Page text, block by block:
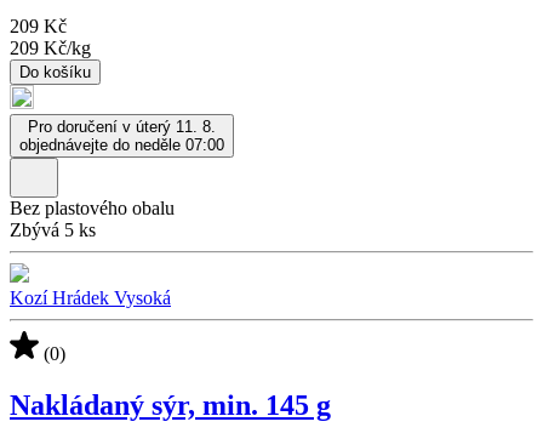
209 Kč
209 Kč/kg
Do košíku
Pro doručení v úterý 11. 8.
objednávejte do neděle 07:00
Bez plastového obalu
Zbývá 5 ks
Kozí Hrádek Vysoká
(0)
Nakládaný sýr, min. 145 g